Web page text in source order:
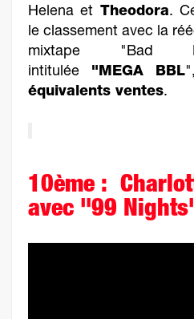
Helena et Theodora.
le classement avec la
mixtape "Bad
intitulée "MEGA BBL
équivalents ventes.
10ème :
avec "99